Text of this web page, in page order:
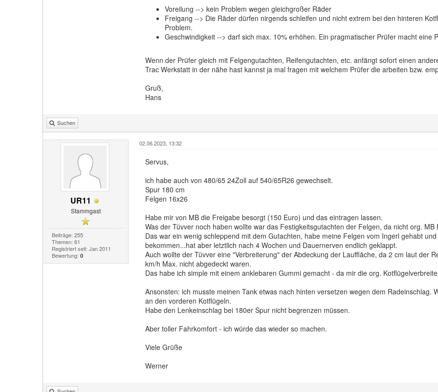
Voreilung --> kein Problem wegen gleichgroßer Räder
Freigang --> Die Räder dürfen nirgends schleifen und nicht extrem bei den hinteren
Problem.
Geschwindigkeit --> darf sich max. 10% erhöhen. Ein pragmatischer Prüfer macht eine
Wenn der Prüfer gleich mit Felgengutachten, Reifengutachten, etc. anfängt sofort einen
Trac Werkstatt in der nähe hast kannst ja mal fragen mit welchem Prüfer die arbeiten bzw.
Gruß,
Hans
Suchen
UR11
Stammgast
Beiträge: 255
Themen: 61
Registriert seit: Jan 2011
Bewertung: 0
02.06.2023, 13:32
Servus,
ich habe auch von 480/65 24Zoll auf 540/65R26 gewechselt.
Spur 180 cm
Felgen 16x26
Habe mir von MB die Freigabe besorgt (150 Euro) und das eintragen lassen.
Was der Tüvver noch haben wollte war das Festigkeitsgutachten der Felgen, da nicht org. MB
Das war ein wenig schleppend mit dem Gutachten, habe meine Felgen vom Ingerl gehabt
bekommen...hat aber letztlich nach 4 Wochen und Dauernerven endlich geklappt.
Auch wollte der Tüvver eine "Verbreiterung" der Abdeckung der Lauffläche, da 2 cm laut der
km/h Max. nicht abgedeckt waren.
Das habe ich simple mit einem anklebaren Gummi gemacht - da mir die org.
Ansonsten: ich musste meinen Tank etwas nach hinten versetzen wegen dem Radeinschlag.
an den vorderen Kotflügeln.
Habe den Lenkeinschlag bei 180er Spur nicht begrenzen müssen.
Aber toller Fahrkomfort - ich würde das wieder so machen.
Viele Grüße
Werner